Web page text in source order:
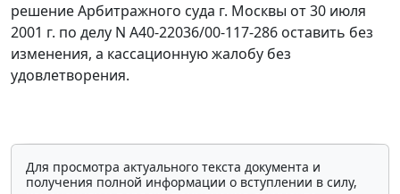
решение Арбитражного суда г. Москвы от 30 июля
2001 г. по делу N А40-22036/00-117-286 оставить без
изменения, а кассационную жалобу без
удовлетворения.
Для просмотра актуального текста документа и
получения полной информации о вступлении в силу,